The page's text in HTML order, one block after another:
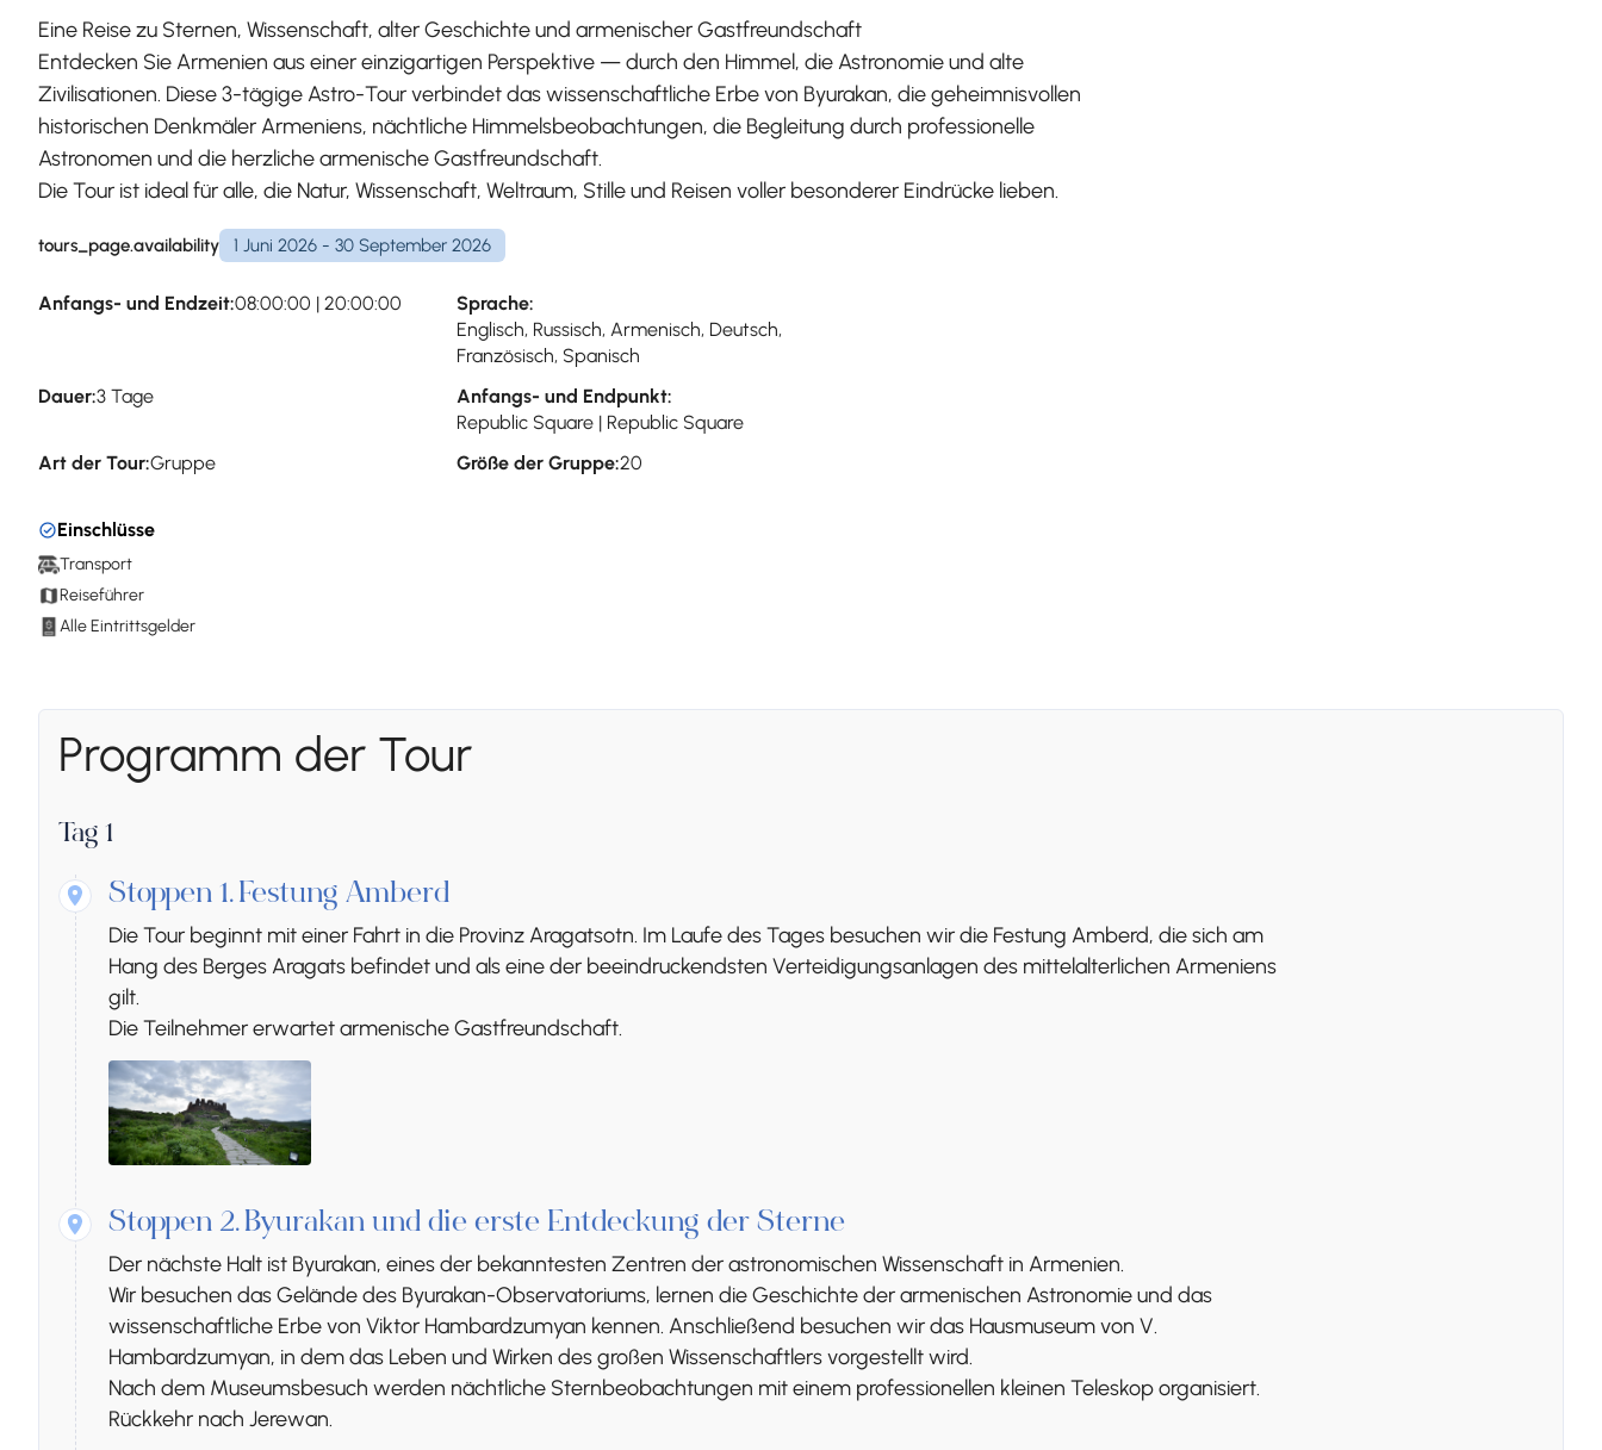
Eine Reise zu Sternen, Wissenschaft, alter Geschichte und armenischer Gastfreundschaft
Entdecken Sie Armenien aus einer einzigartigen Perspektive — durch den Himmel, die Astronomie und alte
Zivilisationen. Diese 3-tägige Astro-Tour verbindet das wissenschaftliche Erbe von Byurakan, die geheimnisvollen
historischen Denkmäler Armeniens, nächtliche Himmelsbeobachtungen, die Begleitung durch professionelle
Astronomen und die herzliche armenische Gastfreundschaft.
Die Tour ist ideal für alle, die Natur, Wissenschaft, Weltraum, Stille und Reisen voller besonderer Eindrücke lieben.
tours_page.availability 1 Juni 2026 - 30 September 2026
Anfangs- und Endzeit:08:00:00 | 20:00:00
Sprache:
Englisch, Russisch, Armenisch, Deutsch,
Französisch, Spanisch
Dauer:3 Tage
Anfangs- und Endpunkt:
Republic Square | Republic Square
Art der Tour:Gruppe Größe der Gruppe:20
Einschlüsse
Transport
Reiseführer
Alle Eintrittsgelder
Programm der Tour
Tag 1
Stoppen 1. Festung Amberd
Die Tour beginnt mit einer Fahrt in die Provinz Aragatsotn. Im Laufe des Tages besuchen wir die Festung Amberd, die sich am
Hang des Berges Aragats befindet und als eine der beeindruckendsten Verteidigungsanlagen des mittelalterlichen Armeniens
gilt.
Die Teilnehmer erwartet armenische Gastfreundschaft.
Stoppen 2. Byurakan und die erste Entdeckung der Sterne
Der nächste Halt ist Byurakan, eines der bekanntesten Zentren der astronomischen Wissenschaft in Armenien.
Wir besuchen das Gelände des Byurakan-Observatoriums, lernen die Geschichte der armenischen Astronomie und das
wissenschaftliche Erbe von Viktor Hambardzumyan kennen. Anschließend besuchen wir das Hausmuseum von V.
Hambardzumyan, in dem das Leben und Wirken des großen Wissenschaftlers vorgestellt wird.
Nach dem Museumsbesuch werden nächtliche Sternbeobachtungen mit einem professionellen kleinen Teleskop organisiert.
Rückkehr nach Jerewan.